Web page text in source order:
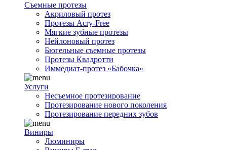
Съемные протезы
Акриловый протез
Протезы Acry-Free
Мягкие зубные протезы
Нейлоновый протез
Бюгельные съемные протезы
Протезы Квадротти
Иммедиат-протез «Бабочка»
Услуги
Несъемное протезирование
Протезирование нового поколения
Протезирование передних зубов
Виниры
Люминиры